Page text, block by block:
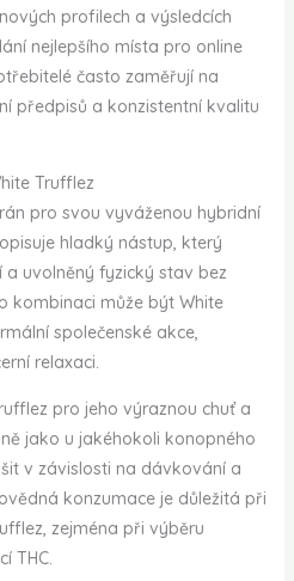
profilech a výsledcích
nejlepšího místa pro online
často zaměřují na
předpisů a konzistentní kvalitu
Trufflez
pro svou vyváženou hybridní
hladký nástup, který
uvolněný fyzický stav bez
kombinaci může být White
společenské akce,
relaxaci.
pro jeho výraznou chuť a
jako u jakéhokoli konopného
v závislosti na dávkování a
konzumace je důležitá při
zejména při výběru
THC.